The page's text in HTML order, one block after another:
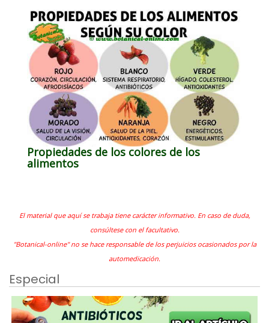
Propiedades de los colores de los
alimentos
El material que aquí se trabaja tiene carácter informativo. En caso de duda,
consúltese con el facultativo.
"Botanical-online" no se hace responsable de los perjuicios ocasionados por la
automedicación.
Especial